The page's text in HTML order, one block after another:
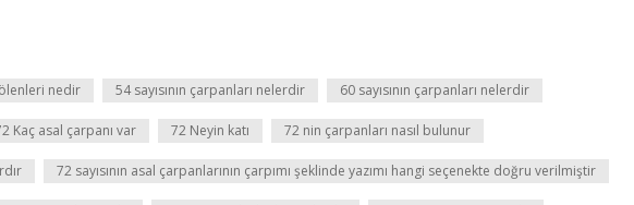
nedir 54 sayısının çarpanları nelerdir 60 sayısının çarpanları nelerdir
Kaç asal çarpanı var 72 Neyin katı 72 nin çarpanları nasıl bulunur
72 sayısının asal çarpanlarının çarpımı şeklinde yazımı hangi seçenekte doğru verilmiştir